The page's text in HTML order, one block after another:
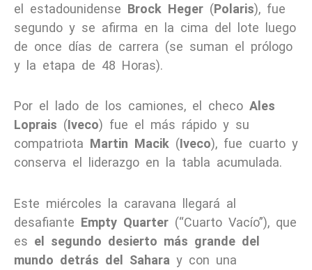
el estadounidense Brock Heger (Polaris), fue
segundo y se afirma en la cima del lote luego
de once días de carrera (se suman el prólogo
y la etapa de 48 Horas).
Por el lado de los camiones, el checo Ales
Loprais (Iveco) fue el más rápido y su
compatriota Martin Macik (Iveco), fue cuarto y
conserva el liderazgo en la tabla acumulada.
Este miércoles la caravana llegará al
desafiante Empty Quarter (“Cuarto Vacío”), que
es el segundo desierto más grande del
mundo detrás del Sahara y con una